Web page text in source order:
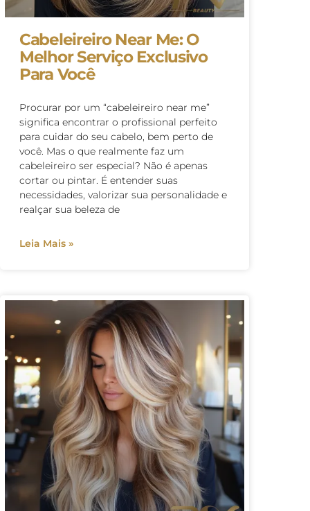
Cabeleireiro Near Me: O
Melhor Serviço Exclusivo
Para Você
Procurar por um “cabeleireiro near me”
significa encontrar o profissional perfeito
para cuidar do seu cabelo, bem perto de
você. Mas o que realmente faz um
cabeleireiro ser especial? Não é apenas
cortar ou pintar. É entender suas
necessidades, valorizar sua personalidade e
realçar sua beleza de
Leia Mais »